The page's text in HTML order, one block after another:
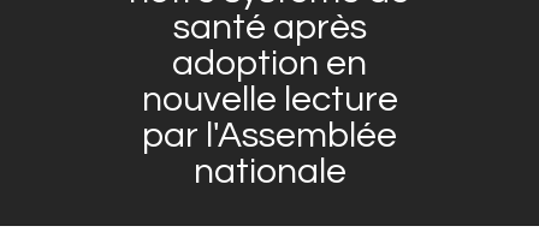
santé après
adoption en
nouvelle lecture
par l'Assemblée
nationale